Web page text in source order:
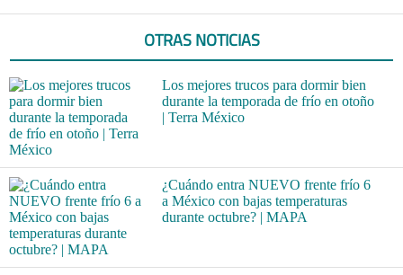
OTRAS NOTICIAS
Los mejores trucos para dormir bien
durante la temporada de frío en otoño
| Terra México
¿Cuándo entra NUEVO frente frío 6
a México con bajas temperaturas
durante octubre? | MAPA